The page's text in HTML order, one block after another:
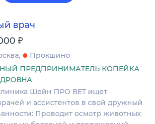
врач
₽
Прокшино
ПРЕДПРИНИМАТЕЛЬ КОПЕЙКА
Шейн ПРО ВЕТ ищет
и ассистентов в свой дружный
Проводит осмотр животных